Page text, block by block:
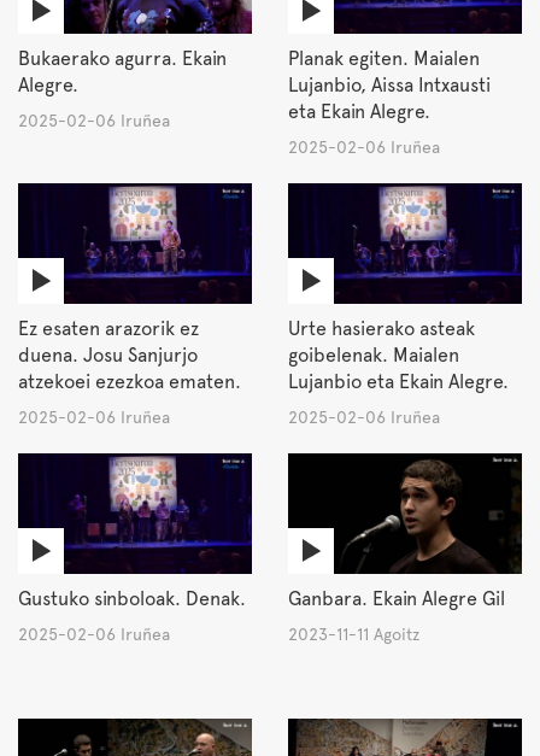
Bukaerako agurra. Ekain
Alegre.
2025-02-06 Iruñea
Planak egiten. Maialen
Lujanbio, Aissa Intxausti
eta Ekain Alegre.
2025-02-06 Iruñea
Ez esaten arazorik ez
duena. Josu Sanjurjo
atzekoei ezezkoa ematen.
2025-02-06 Iruñea
Urte hasierako asteak
goibelenak. Maialen
Lujanbio eta Ekain Alegre.
2025-02-06 Iruñea
Gustuko sinboloak. Denak.
2025-02-06 Iruñea
Ganbara. Ekain Alegre Gil
2023-11-11 Agoitz